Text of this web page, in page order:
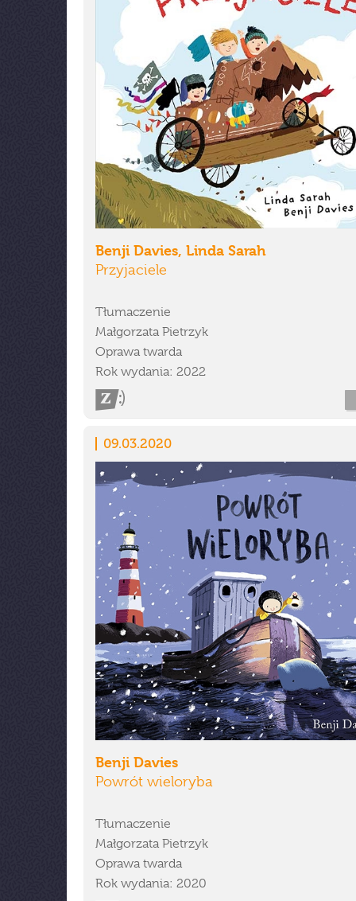
Benji Davies, Linda Sarah
Przyjaciele
Tłumaczenie
Małgorzata Pietrzyk
Oprawa twarda
Rok wydania: 2022
09.03.2020
Benji Davies
Powrót wieloryba
Tłumaczenie
Małgorzata Pietrzyk
Oprawa twarda
Rok wydania: 2020